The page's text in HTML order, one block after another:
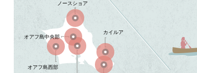
ノースショア
カイルア
オアフ島西部
オアフ島中央部